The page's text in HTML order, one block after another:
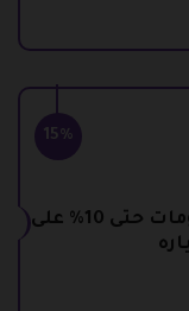
15%
كود خصم جيني سارة الودعاني خصومات حتى 10% على